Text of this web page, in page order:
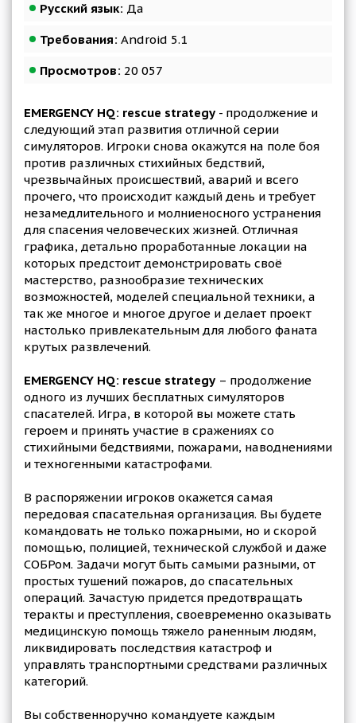
Русский язык: Да
Требования: Android 5.1
Просмотров: 20 057
EMERGENCY HQ: rescue strategy - продолжение и
следующий этап развития отличной серии
симуляторов. Игроки снова окажутся на поле боя
против различных стихийных бедствий,
чрезвычайных происшествий, аварий и всего
прочего, что происходит каждый день и требует
незамедлительного и молниеносного устранения
для спасения человеческих жизней. Отличная
графика, детально проработанные локации на
которых предстоит демонстрировать своё
мастерство, разнообразие технических
возможностей, моделей специальной техники, а
так же многое и многое другое и делает проект
настолько привлекательным для любого фаната
крутых развлечений.
EMERGENCY HQ: rescue strategy – продолжение
одного из лучших бесплатных симуляторов
спасателей. Игра, в которой вы можете стать
героем и принять участие в сражениях со
стихийными бедствиями, пожарами, наводнениями
и техногенными катастрофами.
В распоряжении игроков окажется самая
передовая спасательная организация. Вы будете
командовать не только пожарными, но и скорой
помощью, полицией, технической службой и даже
СОБРом. Задачи могут быть самыми разными, от
простых тушений пожаров, до спасательных
операций. Зачастую придется предотвращать
теракты и преступления, своевременно оказывать
медицинскую помощь тяжело раненным людям,
ликвидировать последствия катастроф и
управлять транспортными средствами различных
категорий.
Вы собственноручно командуете каждым